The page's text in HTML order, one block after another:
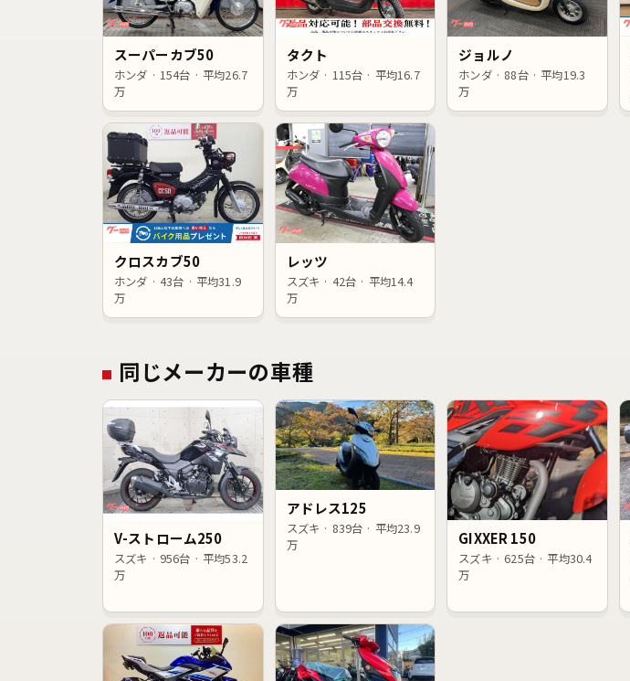
スーパーカブ50
ホンダ · 154台 · 平均26.7
万
タクト
ホンダ · 115台 · 平均16.7
万
ジョルノ
ホンダ · 88台 · 平均19.3
万
クロスカブ50
ホンダ · 43台 · 平均31.9
万
レッツ
スズキ · 42台 · 平均14.4
万
同じメーカーの車種
V-ストローム250
スズキ · 956台 · 平均53.2
万
アドレス125
スズキ · 839台 · 平均23.9
万
GIXXER 150
スズキ · 625台 · 平均30.4
万